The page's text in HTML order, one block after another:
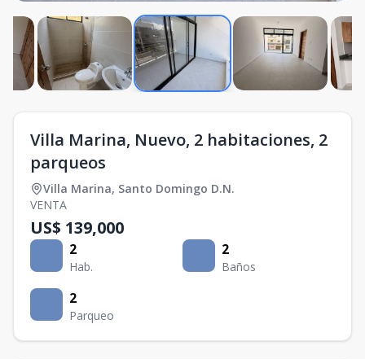
Villa Marina, Nuevo, 2 habitaciones, 2
parqueos
Villa Marina, Santo Domingo D.N.
VENTA
US$ 139,000
2
Hab.
2
Baños
2
Parqueo